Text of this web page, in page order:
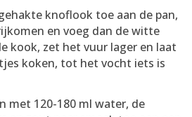
knoflook toe aan de pan,
en voeg dan de witte
kook, zet het vuur lager en laat
koken, tot het vocht iets is
met 120-180 ml water, de